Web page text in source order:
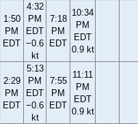
1:50
PM
EDT
4:32
PM
EDT
−0.6
kt
7:18
PM
EDT
10:34
PM
EDT
0.9 kt
2:29
PM
EDT
5:13
PM
EDT
−0.6
kt
7:55
PM
EDT
11:11
PM
EDT
0.9 kt